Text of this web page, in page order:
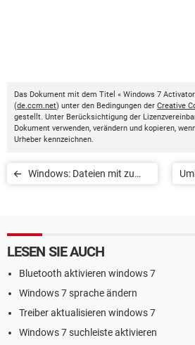
Das Dokument mit dem Titel « Windows 7
(de.ccm.net) unter den Bedingungen der Creative
gestellt. Unter Berücksichtigung der
Dokument verwenden, verändern und kopieren,
Urheber kennzeichnen.
Windows: Dateien mit zu
LESEN SIE AUCH
Bluetooth aktivieren windows 7
Windows 7 sprache ändern
Treiber aktualisieren windows 7
Windows 7 suchleiste aktivieren